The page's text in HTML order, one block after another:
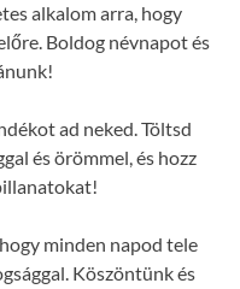
alkalom arra, hogy
Boldog névnapot és
ad neked. Töltsd
és örömmel, és hozz
minden napod tele
Köszöntünk és